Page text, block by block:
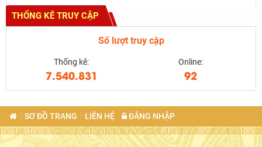
THỐNG KÊ TRUY CẬP
Số lượt truy cập
Thống kê:
7.540.831
Online:
92
SƠ ĐỒ TRANG LIÊN HỆ ĐĂNG NHẬP